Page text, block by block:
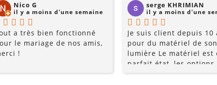
Nico G
il y a moins d'une semaine
a très bien fonctionné
le mariage de nos amis,
!
serge KHRIMIAN
il y a moins d'une
Je suis client depuis 10
pour du matériel de
lumière Le matériel est
parfait état, les options
multiples, et les prix